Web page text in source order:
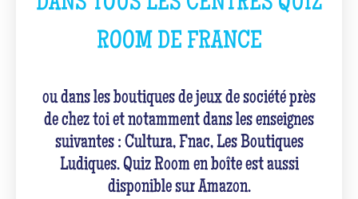
ROOM DE FRANCE
ou dans les boutiques de jeux de société près
de chez toi et notamment dans les enseignes
suivantes : Cultura, Fnac, Les Boutiques
Ludiques. Quiz Room en boîte est aussi
disponible sur Amazon.